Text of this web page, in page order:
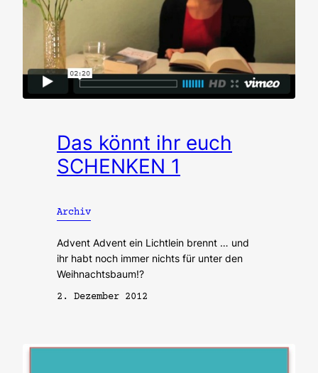
Das könnt ihr euch
SCHENKEN 1
Archiv
Advent Advent ein Lichtlein brennt … und
ihr habt noch immer nichts für unter den
Weihnachtsbaum!?
2. Dezember 2012